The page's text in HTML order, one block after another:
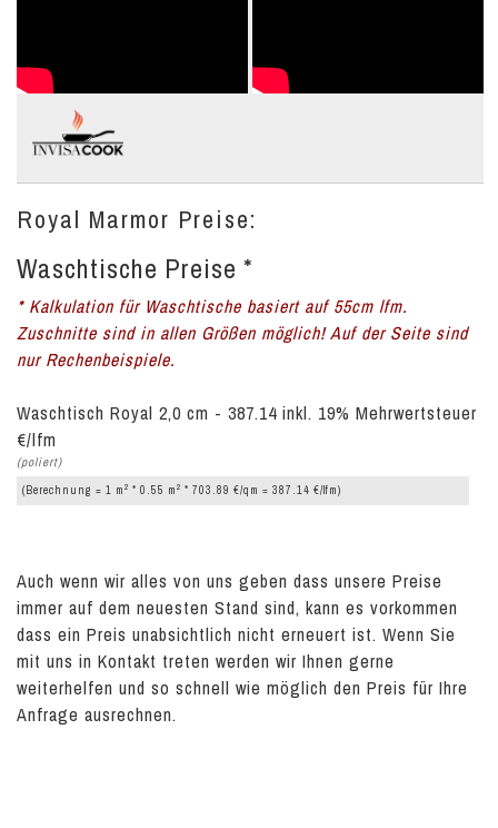
Royal Marmor Preise:
Waschtische Preise *
* Kalkulation für Waschtische basiert auf 55cm lfm.
Zuschnitte sind in allen Größen möglich! Auf der Seite sind
nur Rechenbeispiele.
Waschtisch Royal 2,0 cm - 387.14 inkl. 19% Mehrwertsteuer
€/lfm
(poliert)
(Berechnung = 1 m 2 * 0.55 m 2 * 703.89 €/qm = 387.14 €/lfm)
Auch wenn wir alles von uns geben dass unsere Preise
immer auf dem neuesten Stand sind, kann es vorkommen
dass ein Preis unabsichtlich nicht erneuert ist. Wenn Sie
mit uns in Kontakt treten werden wir Ihnen gerne
weiterhelfen und so schnell wie möglich den Preis für Ihre
Anfrage ausrechnen.